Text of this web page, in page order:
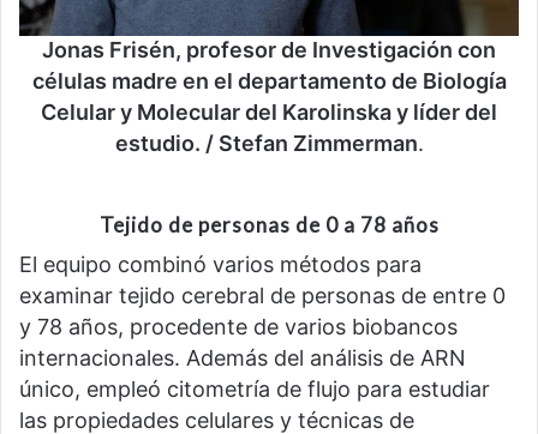
Jonas Frisén, profesor de Investigación con
células madre en el departamento de Biología
Celular y Molecular del Karolinska y líder del
estudio. / Stefan Zimmerman.
Tejido de personas de 0 a 78 años
El equipo combinó varios métodos para
examinar tejido cerebral de personas de entre 0
y 78 años, procedente de varios biobancos
internacionales. Además del análisis de ARN
único, empleó citometría de flujo para estudiar
las propiedades celulares y técnicas de